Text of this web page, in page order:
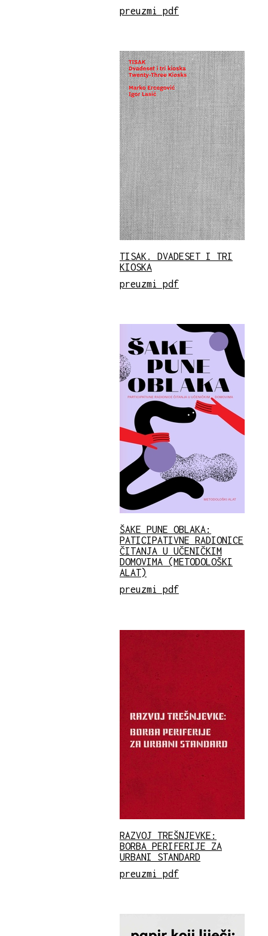
preuzmi pdf
TISAK. DVADESET I TRI
KIOSKA
preuzmi pdf
ŠAKE PUNE OBLAKA:
PATICIPATIVNE RADIONICE
ČITANJA U UČENIČKIM
DOMOVIMA (METODOLOŠKI
ALAT)
preuzmi pdf
RAZVOJ TREŠNJEVKE:
BORBA PERIFERIJE ZA
URBANI STANDARD
preuzmi pdf